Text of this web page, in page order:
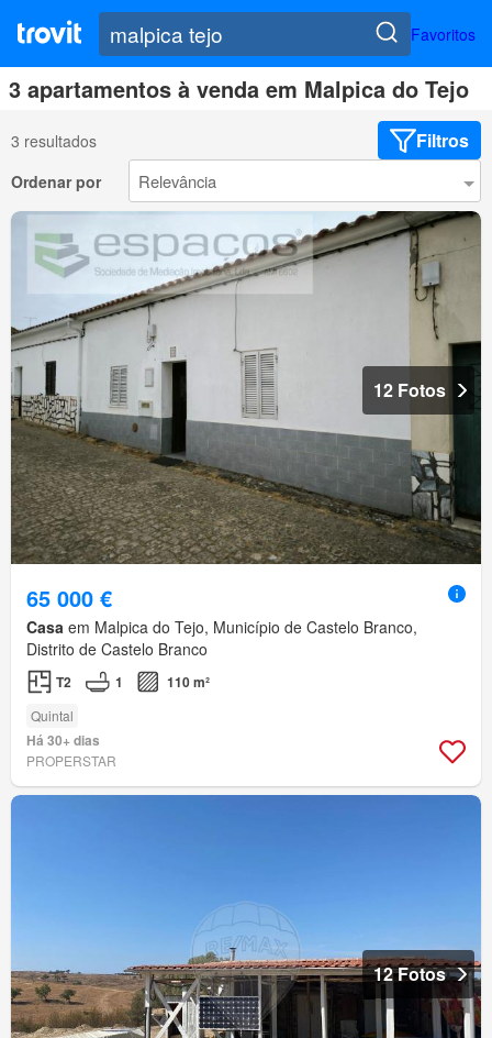
Favoritos
3 apartamentos à venda em Malpica do Tejo
3 resultados Filtros
Ordenar por
12 Fotos
65 000 €
Casa em Malpica do Tejo, Município de Castelo Branco,
Distrito de Castelo Branco
T2 1 110 m²
Quintal
Há 30+ dias
PROPERSTAR
12 Fotos